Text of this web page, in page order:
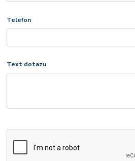
Telefon
Text dotazu